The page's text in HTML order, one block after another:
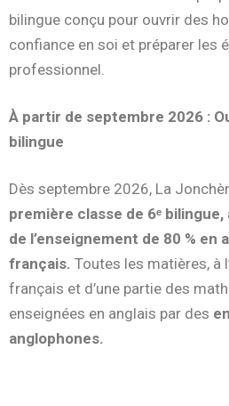
bilingue conçu pour ouvrir des
confiance en soi et préparer les
professionnel.
À partir de septembre 2026 :
bilingue
Dès septembre 2026, La
première classe de 6ᵉ
de l’enseignement de 80 % en
français. Toutes les matières, à
français et d’une partie des
enseignées en anglais par des
anglophones.